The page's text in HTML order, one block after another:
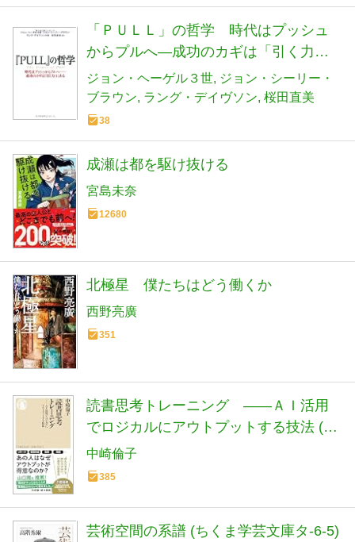
「ＰＵＬＬ」の哲学 時代はプッシュ
からプルへ―成功のカギは「引く力」
にある
ジョン・ヘーゲル３世 ジョン・シーリー・
ブラウン ラング・デイヴソン 桜田直美
38
成瀬は都を駆け抜ける
宮島未奈
12680
北極星 僕たちはどう働くか
西野亮廣
351
読書思考トレーニング ――ＡＩ活用
でロジカルにアウトプットする技法 (ち
くま新書 １９０１)
中崎倫子
385
芸術空間の系譜 (ちくま学芸文庫タ-6-5)